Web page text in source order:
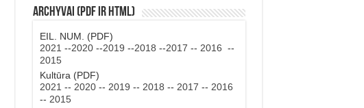
Archyvai (PDF ir HTML)
EIL. NUM. (PDF)
2021 --2020--2019 --2018 --2017 -- 2016 --
2015
Kultūra (PDF)
2021 -- 2020-- 2019 -- 2018 -- 2017 -- 2016
-- 2015